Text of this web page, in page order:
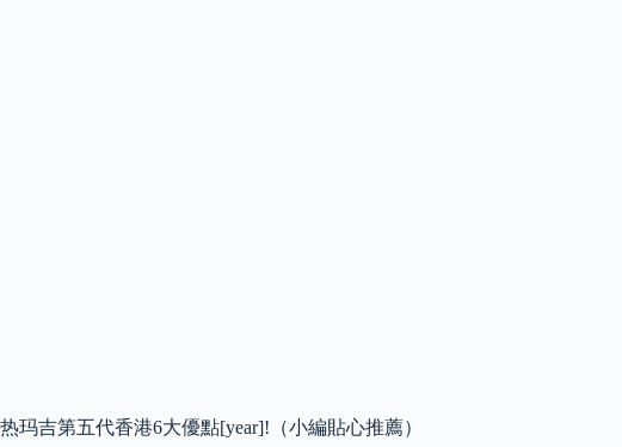
热玛吉第五代香港6大優點[year]!（小編貼心推薦）